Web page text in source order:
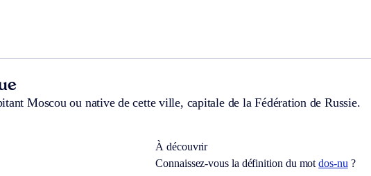
Moscou ou native de cette ville, capitale de la Fédération de Russie.
À découvrir
Connaissez-vous la définition du motdos-nu ?